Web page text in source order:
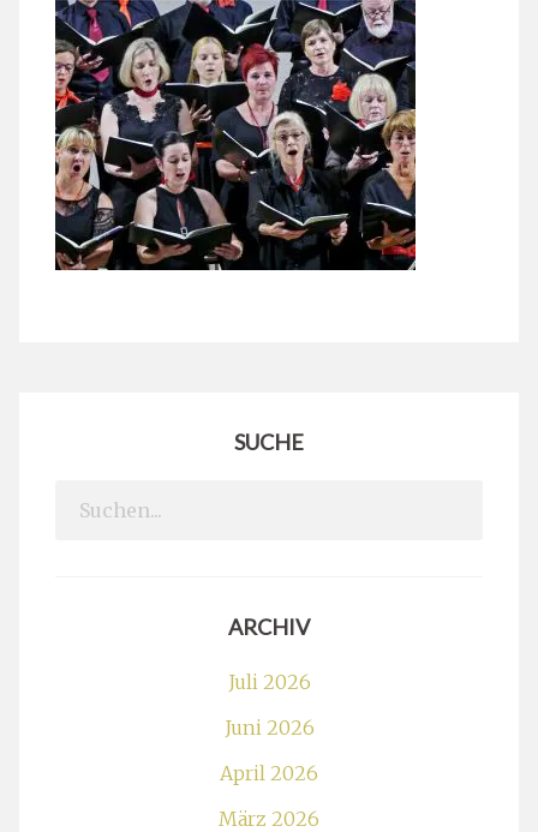
SUCHE
Search
ARCHIV
Juli 2026
Juni 2026
April 2026
März 2026